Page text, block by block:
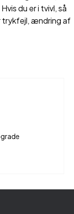
du er i tvivl, så
trykfejl, ændring af